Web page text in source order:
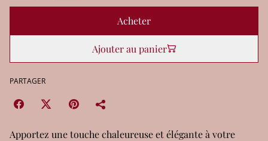
Acheter
Ajouter au panier
PARTAGER
Apportez une touche chaleureuse et élégante à votre